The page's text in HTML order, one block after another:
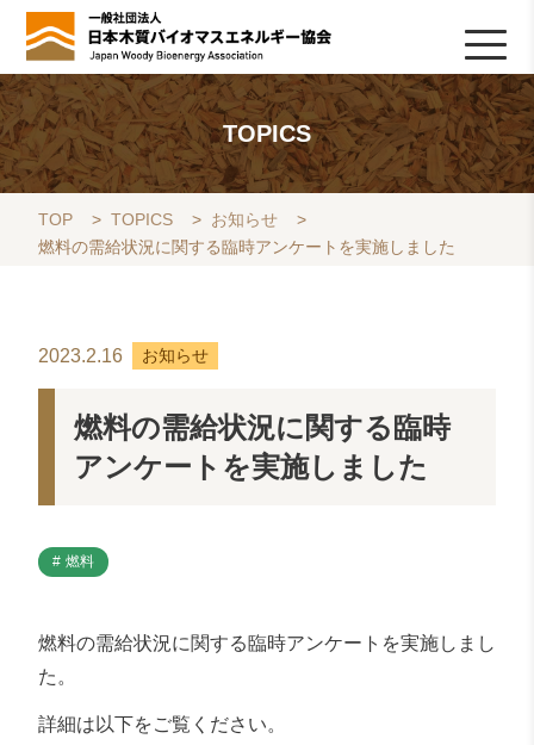
HOME
TOPICS
協会について
木質バイオマスの基礎知識
協会の活動
ライブラリ
データベース
Q&A
リンク集
お問い合わせ
会員専用
採用情報
TOPICS
TOP > TOPICS > お知らせ
>
燃料の需給状況に関する臨時アンケートを実施しました
2023.2.16 お知らせ
燃料の需給状況に関する臨時
アンケートを実施しました
燃料
燃料の需給状況に関する臨時アンケートを実施しまし
た。
詳細は以下をご覧ください。